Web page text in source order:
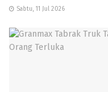
Sabtu, 11 Jul 2026